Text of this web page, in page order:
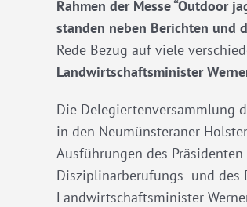
Rahmen der Messe “Outdoor
standen neben Berichten und
Rede Bezug auf viele
Landwirtschaftsminister
Die Delegiertenversammlung
in den Neumünsteraner
Ausführungen des
Disziplinarberufungs- und des
Landwirtschaftsminister